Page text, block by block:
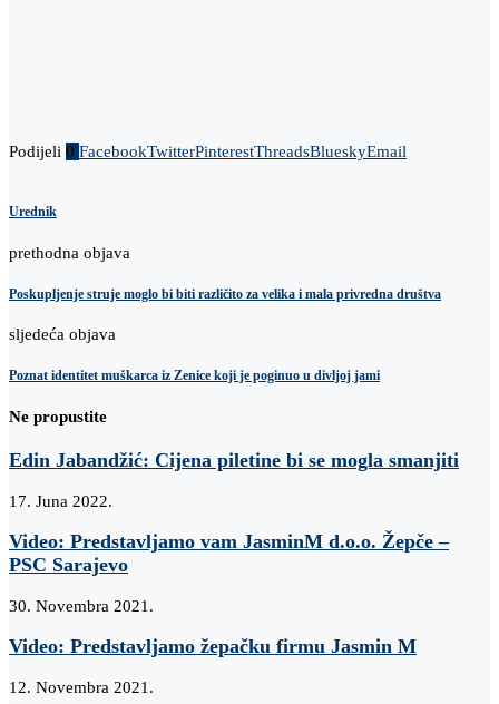
Podijeli 0 FacebookTwitterPinterestThreadsBlueskyEmail
Urednik
prethodna objava
Poskupljenje struje moglo bi biti različito za velika i mala privredna društva
sljedeća objava
Poznat identitet muškarca iz Zenice koji je poginuo u divljoj jami
Ne propustite
Edin Jabandžić: Cijena piletine bi se mogla smanjiti
17. Juna 2022.
Video: Predstavljamo vam JasminM d.o.o. Žepče –
PSC Sarajevo
30. Novembra 2021.
Video: Predstavljamo žepačku firmu Jasmin M
12. Novembra 2021.